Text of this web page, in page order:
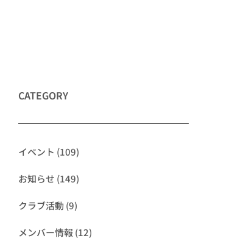
CATEGORY
イベント (109)
お知らせ (149)
クラブ活動 (9)
メンバー情報 (12)